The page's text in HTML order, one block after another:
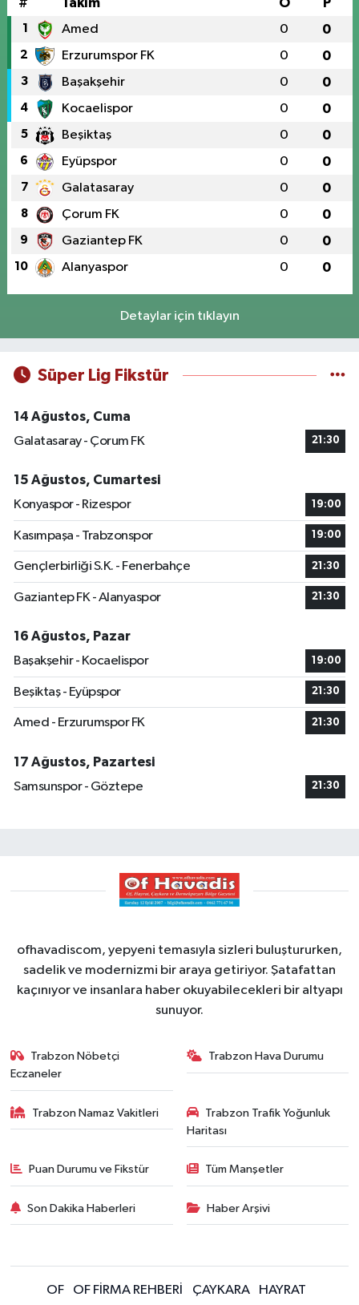
# Takım O P
1 Amed 0 0
2 Erzurumspor FK 0 0
3 Başakşehir 0 0
4 Kocaelispor 0 0
5 Beşiktaş 0 0
6 Eyüpspor 0 0
7 Galatasaray 0 0
8 Çorum FK 0 0
9 Gaziantep FK 0 0
10 Alanyaspor 0 0
Detaylar için tıklayın
Süper Lig Fikstür
14 Ağustos, Cuma
Galatasaray - Çorum FK
21:30
15 Ağustos, Cumartesi
Konyaspor - Rizespor
19:00
Kasımpaşa - Trabzonspor 19:00
Gençlerbirliği S.K. - Fenerbahçe 21:30
Gaziantep FK - Alanyaspor 21:30
16 Ağustos, Pazar
Başakşehir - Kocaelispor
19:00
Beşiktaş - Eyüpspor 21:30
Amed - Erzurumspor FK 21:30
17 Ağustos, Pazartesi
Samsunspor - Göztepe
21:30
ofhavadiscom, yepyeni temasıyla sizleri buluştururken,
sadelik ve modernizmi bir araya getiriyor. Şatafattan
kaçınıyor ve insanlara haber okuyabilecekleri bir altyapı
sunuyor.
Trabzon Nöbetçi
Eczaneler
Trabzon Hava Durumu
Trabzon Namaz Vakitleri
Trabzon Trafik Yoğunluk
Haritası
Puan Durumu ve Fikstür Tüm Manşetler
Son Dakika Haberleri Haber Arşivi
OF OF FİRMA REHBERİ ÇAYKARA
HAYRAT